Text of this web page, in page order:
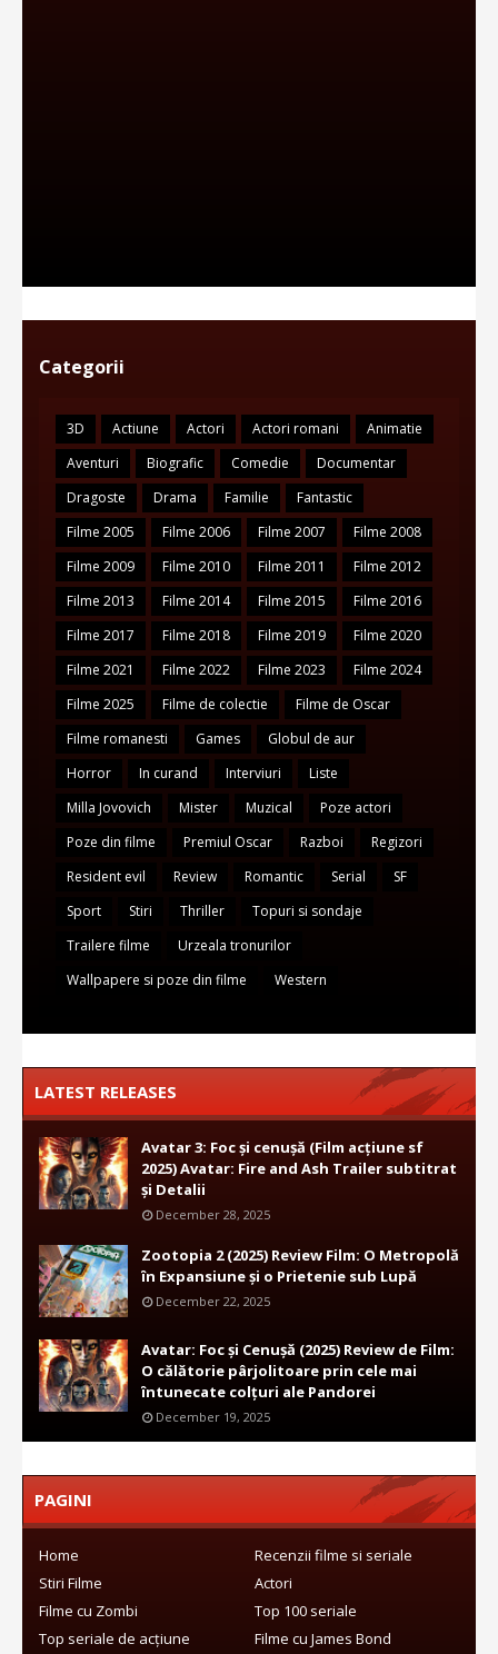
Categorii
3D Actiune Actori Actori romani
Animatie
Aventuri
Biografic Comedie
Documentar
Dragoste
Drama Familie
Fantastic
Filme 2005
Filme 2006 Filme 2007
Filme 2008
Filme 2009
Filme 2010 Filme 2011
Filme 2012
Filme 2013
Filme 2014 Filme 2015
Filme 2016
Filme 2017
Filme 2018 Filme 2019
Filme 2020
Filme 2021
Filme 2022 Filme 2023
Filme 2024
Filme 2025
Filme de colectie
Filme de Oscar
Filme romanesti
Games
Globul de aur
Horror
In curand Interviuri
Liste
Milla Jovovich
Mister Muzical
Poze actori
Poze din filme
Premiul Oscar Razboi
Regizori
Resident evil
Review Romantic Serial
SF
Sport
Stiri Thriller
Topuri si sondaje
Trailere filme
Urzeala tronurilor
Wallpapere si poze din filme
Western
LATEST RELEASES
Avatar 3: Foc și cenușă (Film acțiune sf
2025) Avatar: Fire and Ash Trailer subtitrat
și Detalii
December 28, 2025
Zootopia 2 (2025) Review Film: O Metropolă
în Expansiune și o Prietenie sub Lupă
December 22, 2025
Avatar: Foc și Cenușă (2025) Review de Film:
O călătorie pârjolitoare prin cele mai
întunecate colțuri ale Pandorei
December 19, 2025
PAGINI
Home
Recenzii filme si seriale
Stiri Filme
Actori
Filme cu Zombi
Top 100 seriale
Top seriale de acțiune
Filme cu James Bond